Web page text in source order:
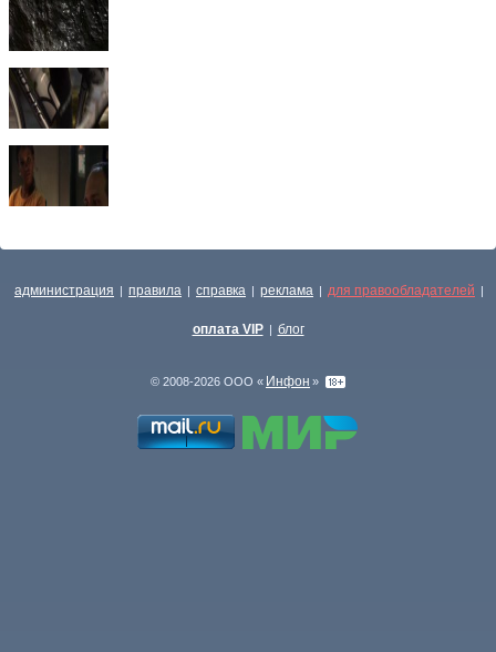
администрация | правила | справка | реклама | для правообладателей |
оплата VIP | блог
© 2008-2026 ООО « Инфон »